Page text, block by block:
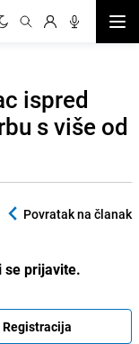
ispred
s više od
Povratak na članak
se prijavite.
Registracija